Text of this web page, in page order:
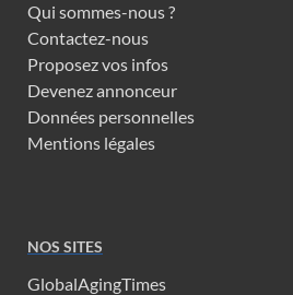
Qui sommes-nous ?
Contactez-nous
Proposez vos infos
Devenez annonceur
Données personnelles
Mentions légales
NOS SITES
GlobalAgingTimes